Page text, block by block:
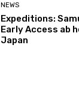
NEWS
Expeditions:
Early Access ab
Japan